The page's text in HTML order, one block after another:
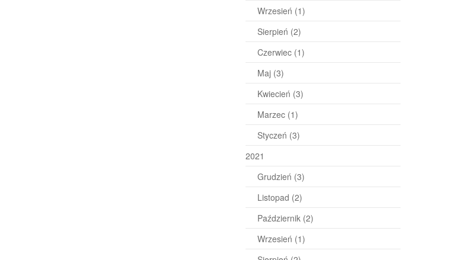
Wrzesień (1)
Sierpień (2)
Czerwiec (1)
Maj (3)
Kwiecień (3)
Marzec (1)
Styczeń (3)
2021
Grudzień (3)
Listopad (2)
Październik (2)
Wrzesień (1)